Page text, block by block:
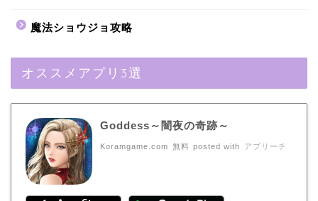
魔法ショウジョ攻略
オススメアプリ3選
Goddess～闇夜の奇跡～
Koramgame.com 無料 posted with アプリーチ